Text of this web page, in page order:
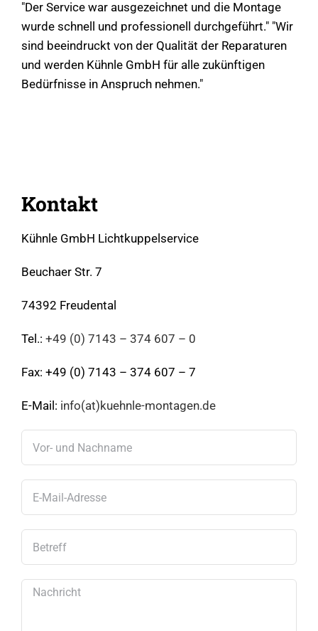
"Der Service war ausgezeichnet und die Montage
wurde schnell und professionell durchgeführt." "Wir
sind beeindruckt von der Qualität der Reparaturen
und werden Kühnle GmbH für alle zukünftigen
Bedürfnisse in Anspruch nehmen."
Kontakt
Kühnle GmbH Lichtkuppelservice
Beuchaer Str. 7
74392 Freudental
Tel.: +49 (0) 7143 – 374 607 – 0
Fax: +49 (0) 7143 – 374 607 – 7
E-Mail: info(at)kuehnle-montagen.de